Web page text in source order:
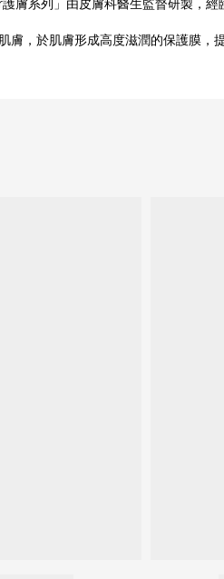
膚系列」由皮膚科醫生監督研製，
膚，於肌膚形成高度滋潤的保護膜，